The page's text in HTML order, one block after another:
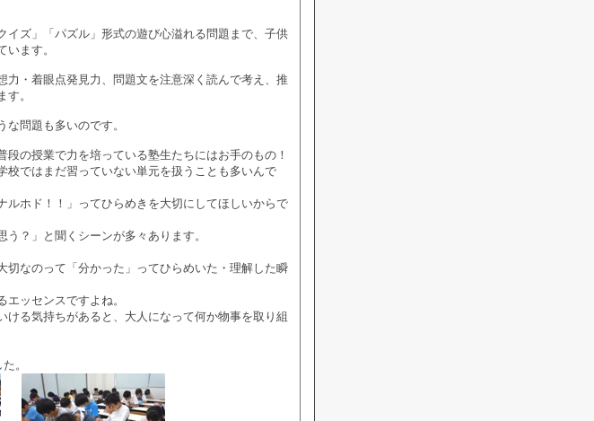
ズ」「パズル」形式の遊び心溢れる問題まで、子供
ます。
・着眼点発見力、問題文を注意深く読んで考え、推
。
問題も多いのです。
の授業で力を培っている塾生たちにはお手のもの！
ではまだ習っていない単元を扱うことも多いんで
ホド！！」ってひらめきを大切にしてほしいからで
？」と聞くシーンが多々あります。
切なのって「分かった」ってひらめいた・理解した瞬
ッセンスですよね。
る気持ちがあると、大人になって何か物事を取り組
。